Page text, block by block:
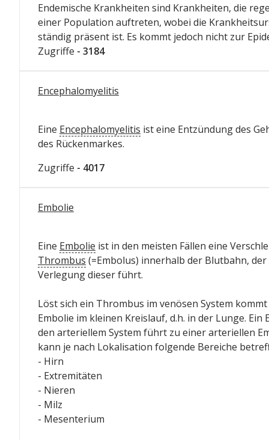
Endemische Krankheiten sind Krankheiten, die
einer Population auftreten, wobei die
ständig präsent ist. Es kommt jedoch nicht zur
Zugriffe - 3184
Encephalomyelitis
Eine Encephalomyelitis ist eine Entzündung des
des Rückenmarkes.
Zugriffe - 4017
Embolie
Eine Embolie ist in den meisten Fällen eine
Thrombus (=Embolus) innerhalb der Blutbahn,
Verlegung dieser führt.
Löst sich ein Thrombus im venösen System
Embolie im kleinen Kreislauf, d.h. in der Lunge. Ein
den arteriellem System führt zu einer arteriellen
kann je nach Lokalisation folgende Bereiche
- Hirn
- Extremitäten
- Nieren
- Milz
- Mesenterium